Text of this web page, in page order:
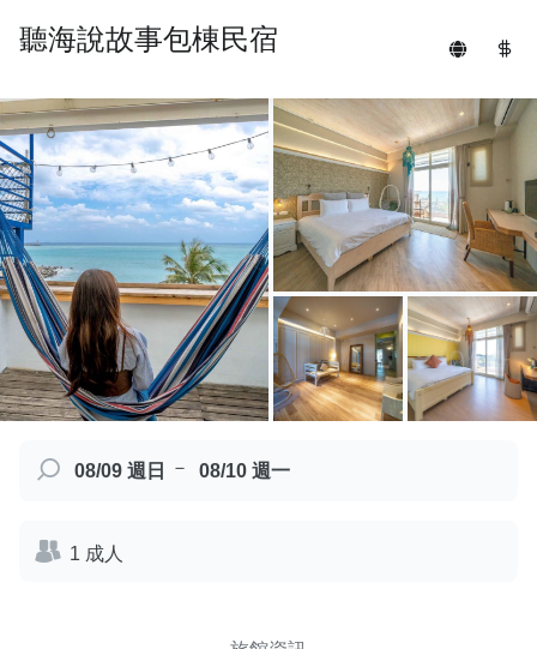
聽海說故事包棟民宿
08/09 週日 － 08/10 週一
1 成人